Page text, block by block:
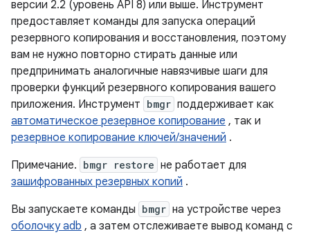
версии 2.2 (уровень API 8) или выше. Инструмент
предоставляет команды для запуска операций
резервного копирования и восстановления, поэтому
вам не нужно повторно стирать данные или
предпринимать аналогичные навязчивые шаги для
проверки функций резервного копирования вашего
приложения. Инструмент bmgr поддерживает как
автоматическое резервное копирование , так и
резервное копирование ключей/значений .
Примечание. bmgr restore не работает для
зашифрованных резервных копий .
Вы запускаете команды bmgr на устройстве через
оболочку adb , а затем отслеживаете вывод команд с